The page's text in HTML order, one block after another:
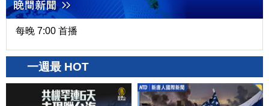
每晚 7:00 首播
一週最 HOT